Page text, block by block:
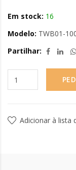
Em stock: 16
Modelo: TWB01-
Partilhar:
Adicionar à lista